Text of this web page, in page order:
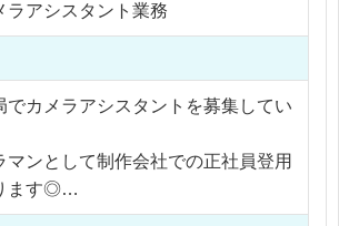
ラアシスタント業務
でカメラアシスタントを募集してい
マンとして制作会社での正社員登用
ます◎